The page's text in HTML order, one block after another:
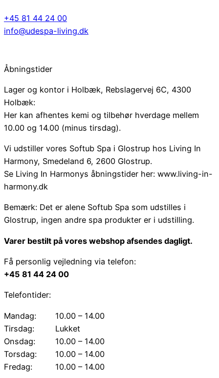
+45 81 44 24 00
info@udespa-living.dk
Åbningstider
Lager og kontor i Holbæk, Rebslagervej 6C, 4300
Holbæk:
Her kan afhentes kemi og tilbehør hverdage mellem
10.00 og 14.00 (minus tirsdag).
Vi udstiller vores Softub Spa i Glostrup hos Living In
Harmony, Smedeland 6, 2600 Glostrup.
Se Living In Harmonys åbningstider her: www.living-in-
harmony.dk
Bemærk: Det er alene Softub Spa som udstilles i
Glostrup, ingen andre spa produkter er i udstilling.
Varer bestilt på vores webshop afsendes dagligt.
Få personlig vejledning via telefon:
+45 81 44 24 00
Telefontider:
Mandag:
10.00 – 14.00
Tirsdag:
Lukket
Onsdag:
10.00 – 14.00
Torsdag:
10.00 – 14.00
Fredag:
10.00 – 14.00